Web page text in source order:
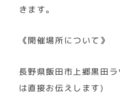
きます。
《開催場所について》
長野県飯田市上郷黒田
は直接お伝えします)